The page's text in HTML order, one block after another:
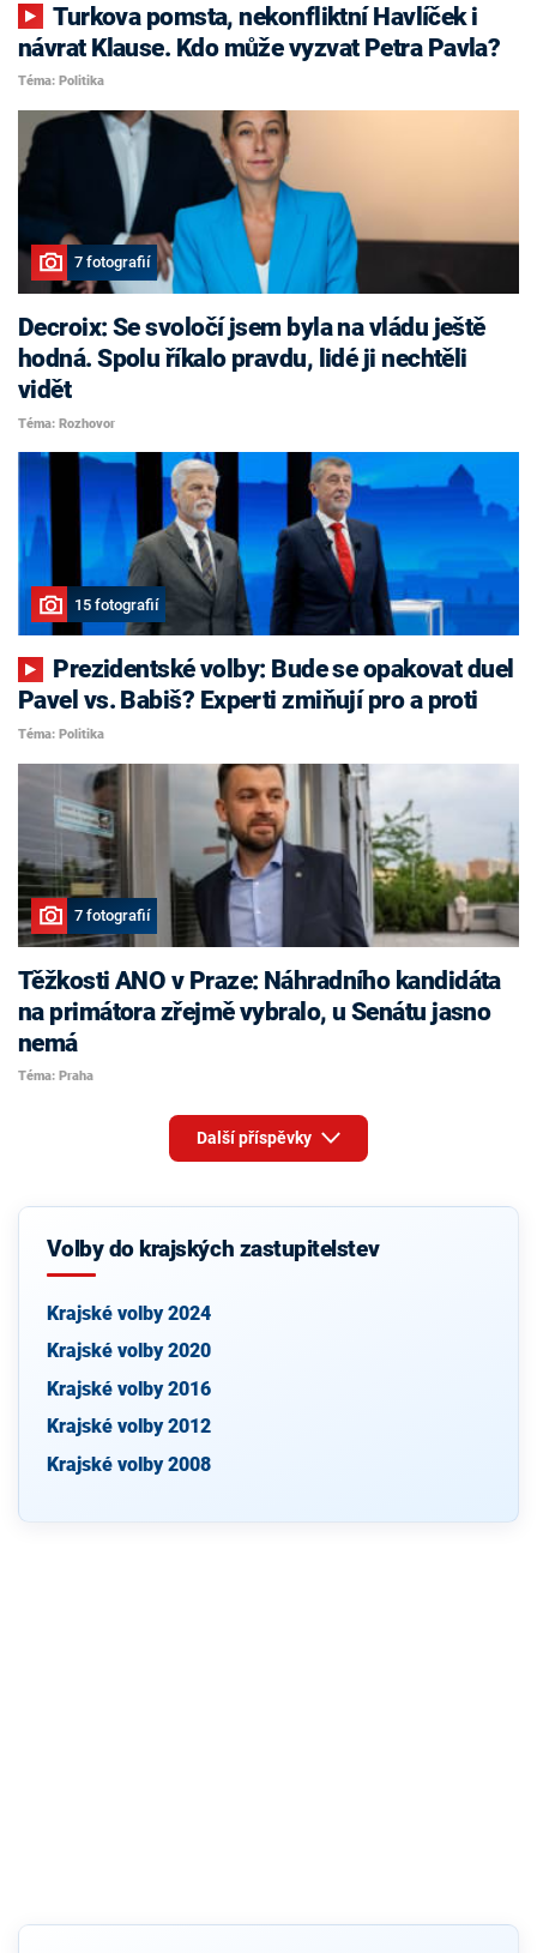
Turkova pomsta, nekonfliktní Havlíček i
návrat Klause. Kdo může vyzvat Petra Pavla?
Téma: Politika
7 fotografií
Decroix: Se svoločí jsem byla na vládu ještě
hodná. Spolu říkalo pravdu, lidé ji nechtěli
vidět
Téma: Rozhovor
15 fotografií
Pavel vs. Babiš? Experti zmiňují pro a proti
Téma: Politika
7 fotografií
Těžkosti ANO v Praze: Náhradního kandidáta
na primátora zřejmě vybralo, u Senátu jasno
nemá
Téma: Praha
Další příspěvky
Volby do krajských zastupitelstev
Krajské volby 2024
Krajské volby 2020
Krajské volby 2016
Krajské volby 2012
Krajské volby 2008